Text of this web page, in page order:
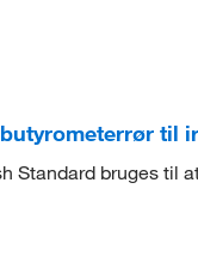
til
Standard bruges til